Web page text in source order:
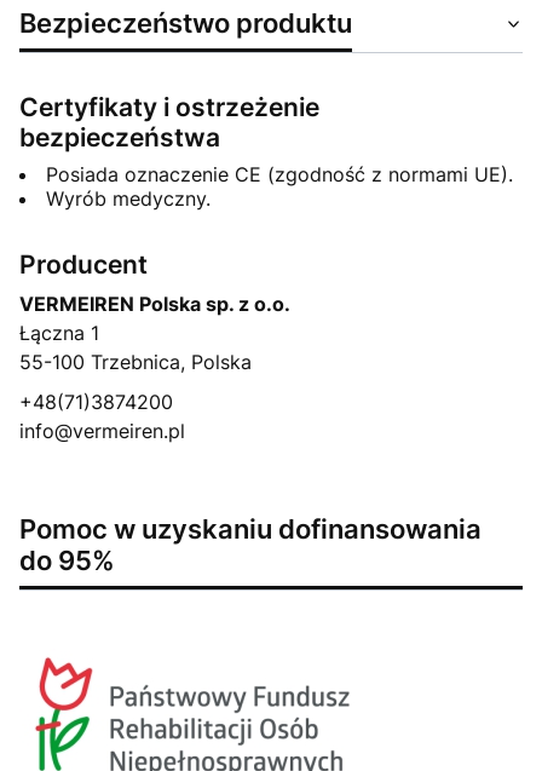
Bezpieczeństwo produktu
Certyfikaty i ostrzeżenie
bezpieczeństwa
Posiada oznaczenie CE (zgodność z normami UE).
Wyrób medyczny.
Producent
VERMEIREN Polska sp. z o.o.
Łączna 1
55-100 Trzebnica, Polska
+48(71)3874200
info@vermeiren.pl
Pomoc w uzyskaniu dofinansowania
do 95%